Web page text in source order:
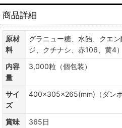
商品詳細
原材
料
グラニュー糖、水飴、クエ
ジ、クチナシ、赤106、黄4）
内容
量
3,000粒（個包装）
サイ
ズ
400×305×265(mm)（ダンボ
賞味
365日